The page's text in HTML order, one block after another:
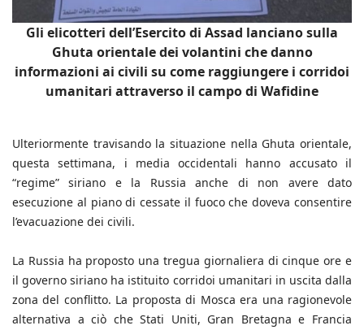
Gli elicotteri dell’Esercito di Assad lanciano sulla
Ghuta orientale dei volantini che danno
informazioni ai civili su come raggiungere i corridoi
umanitari attraverso il campo di Wafidine
Ulteriormente travisando la situazione nella Ghuta orientale,
questa settimana, i media occidentali hanno accusato il
“regime” siriano e la Russia anche di non avere dato
esecuzione al piano di cessate il fuoco che doveva consentire
l’evacuazione dei civili.
La Russia ha proposto una tregua giornaliera di cinque ore e
il governo siriano ha istituito corridoi umanitari in uscita dalla
zona del conflitto. La proposta di Mosca era una ragionevole
alternativa a ciò che Stati Uniti, Gran Bretagna e Francia